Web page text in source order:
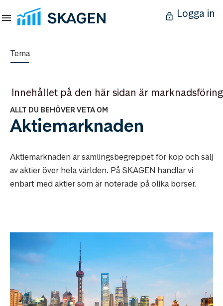
Logga in
Tema
Innehållet på den här sidan är marknadsföring
ALLT DU BEHÖVER VETA OM
Aktiemarknaden
Aktiemarknaden är samlingsbegreppet för köp och sälj
av aktier över hela världen. På SKAGEN handlar vi
enbart med aktier som är noterade på olika börser.